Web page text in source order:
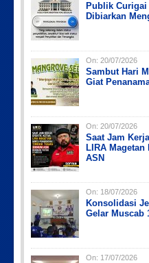
Publik Curigai
Dibiarkan
On: 20/07/2026
Sambut Hari
Giat
On: 20/07/2026
Saat Jam
LIRA Magetan
ASN
On: 18/07/2026
Konsolidasi
Gelar Muscab
On: 17/07/2026